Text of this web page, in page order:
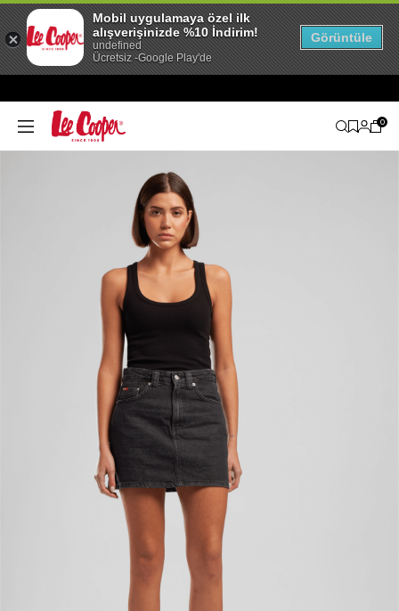
0
Mobil uygulamaya özel ilk
alışverişinizde %10 İndirim!
undefined
Ücretsiz -Google Play'de
Görüntüle